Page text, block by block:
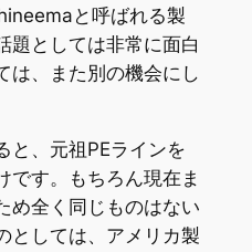
と呼ばれる製
題としては非常に面白
は、また別の機会にし
と、元祖PEラインを
です。もちろん現在ま
め全く同じものはない
としては、アメリカ製